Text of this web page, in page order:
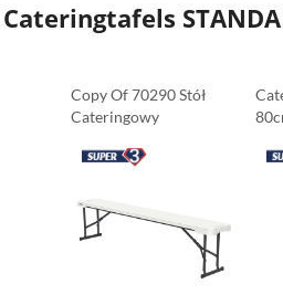
Cateringtafels
Copy Of 70290 Stół
Cateringowy